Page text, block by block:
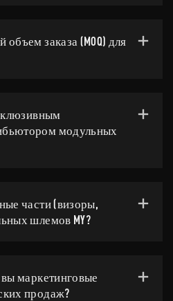
заказа (MOQ) для
модульных
части (визоры,
шлемов MY?
маркетинговые
продаж?